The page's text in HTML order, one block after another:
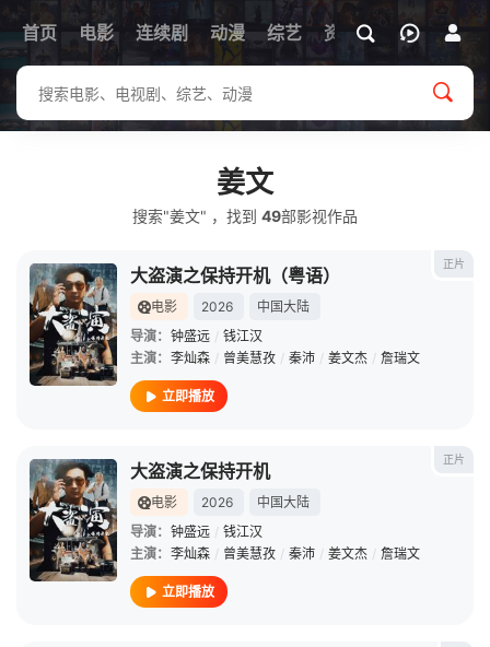
首页 电影 连续剧 动漫 综艺 资讯
姜文
搜索"姜文" ，找到 49部影视作品
正片
大盗演之保持开机（粤语）
电影 2026
中国大陆
导演： 钟盛远 / 钱江汉
主演： 李灿森 / 曾美慧孜 / 秦沛 / 姜文杰 / 詹瑞文
立即播放
正片
大盗演之保持开机
电影 2026
中国大陆
导演： 钟盛远 / 钱江汉
主演： 李灿森 / 曾美慧孜 / 秦沛 / 姜文杰 / 詹瑞文
立即播放